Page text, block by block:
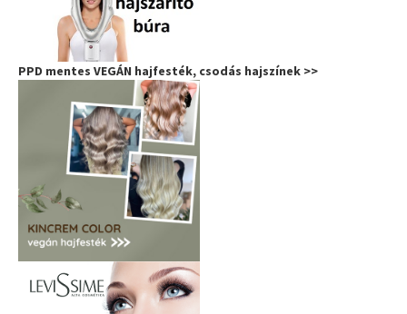
PPD mentes VEGÁN hajfesték, csodás hajszínek >>